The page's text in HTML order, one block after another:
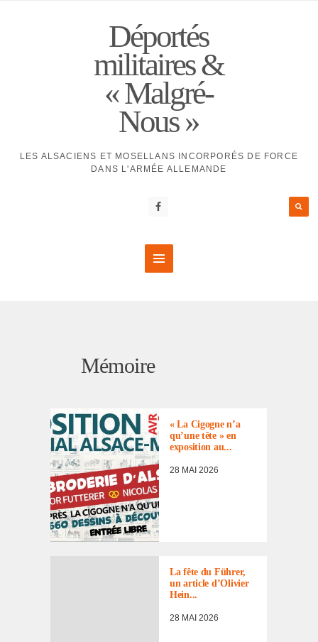
Déportés
militaires &
« Malgré-
Nous »
LES ALSACIENS ET MOSELLANS INCORPORÉS DE FORCE
DANS L'ARMÉE ALLEMANDE
Mémoire
MÉMOIRE ,
REVUE DE
PRESSE
« La Cigogne n’a
qu’une tête » en
expo­si­tion au...
28 MAI 2026
La fête du Führer,
un article d’Oli­vier
Hein...
28 MAI 2026